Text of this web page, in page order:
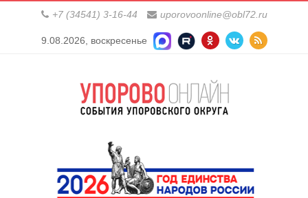
+7 (34541) 3-16-44 uporovoonline@obl72.ru
9.08.2026, воскресенье